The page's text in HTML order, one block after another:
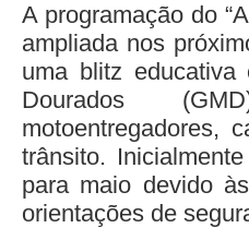
A programação do
ampliada nos
uma blitz
Dourados
motoentregadores,
trânsito.
para maio devido
orientações de